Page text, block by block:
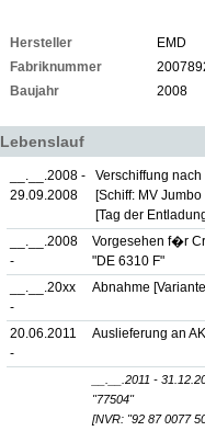
Hersteller
EMD
Fabriknummer
Baujahr
2008
Lebenslauf
__.__.2008 -
29.09.2008
Verschiffung
[Schiff: MV
[Tag der
__.__.2008
-
Vorgesehen f�r
"DE 6310 F"
__.__.20xx
-
Abnahme
20.06.2011
-
Auslieferung an
__.__.2011 -
"77504"
[NVR: "92 87 0077